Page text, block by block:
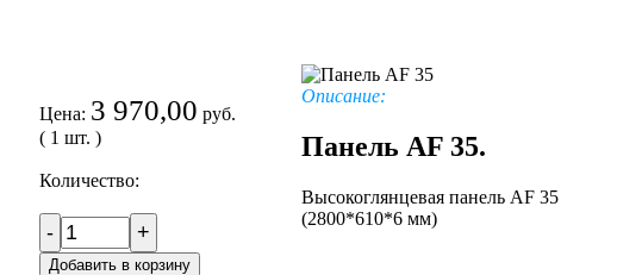
Цена: 3 970,00 руб.
( 1 шт. )
Количество:
- +
Добавить в корзину
Описание:
Панель AF 35.
Высокоглянцевая панель AF 35
(2800*610*6 мм)